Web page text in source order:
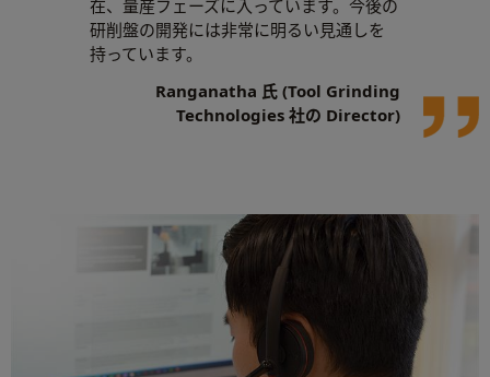
在、量産フェーズに入っています。今後の
研削盤の開発には非常に明るい見通しを
持っています。
Ranganatha 氏 (Tool Grinding
Technologies 社の Director)